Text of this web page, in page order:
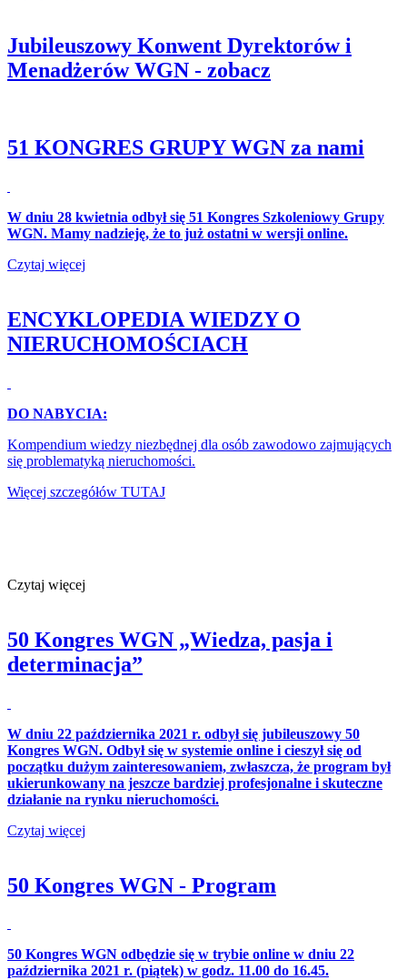
Jubileuszowy Konwent Dyrektorów i
Menadżerów WGN - zobacz
51 KONGRES GRUPY WGN za nami
W dniu 28 kwietnia odbył się 51 Kongres Szkoleniowy Grupy
WGN. Mamy nadzieję, że to już ostatni w wersji online.
Czytaj więcej
ENCYKLOPEDIA WIEDZY O
NIERUCHOMOŚCIACH
DO NABYCIA:
Kompendium wiedzy niezbędnej dla osób zawodowo zajmujących
się problematyką nieruchomości.
Więcej szczegółów TUTAJ
Czytaj więcej
50 Kongres WGN „Wiedza, pasja i
determinacja”
W dniu 22 października 2021 r. odbył się jubileuszowy 50
Kongres WGN. Odbył się w systemie online i cieszył się od
początku dużym zainteresowaniem, zwłaszcza, że program był
ukierunkowany na jeszcze bardziej profesjonalne i skuteczne
działanie na rynku nieruchomości.
Czytaj więcej
50 Kongres WGN - Program
50 Kongres WGN odbędzie się w trybie online w dniu 22
października 2021 r. (piątek) w godz. 11.00 do 16.45.